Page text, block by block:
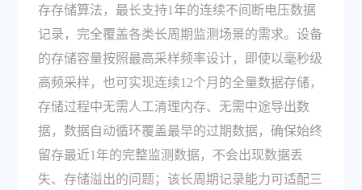
存存储算法，最长支持1年的连续不间断电压数据
记录，完全覆盖各类长周期监测场景的需求。设备
的存储容量按照最高采样频率设计，即使以毫秒级
高频采样，也可实现连续12个月的全量数据存储，
存储过程中无需人工清理内存、无需中途导出数
据，数据自动循环覆盖最早的过期数据，确保始终
留存最近1年的完整监测数据，不会出现数据丢
失、存储溢出的问题；该长周期记录能力可适配三